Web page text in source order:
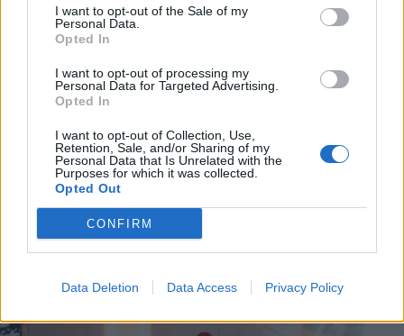
I want to opt-out of the Sale of my
Personal Data.
Opted In
I want to opt-out of processing my
Personal Data for Targeted Advertising.
Opted In
I want to opt-out of Collection, Use,
Retention, Sale, and/or Sharing of my
Personal Data that Is Unrelated with the
Purposes for which it was collected.
Opted Out
CONFIRM
Data Deletion Data Access Privacy Policy
2026. augusztus 09., vasárnap
TikTokon terjesztett rémhír miatt
támadtak mentősökre egy erdélyi
településen